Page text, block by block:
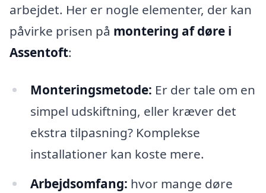
arbejdet. Her er nogle elementer, der kan
påvirke prisen på montering af døre i
Assentoft:
Monteringsmetode: Er der tale om en
simpel udskiftning, eller kræver det
ekstra tilpasning? Komplekse
installationer kan koste mere.
Arbejdsomfang: hvor mange døre